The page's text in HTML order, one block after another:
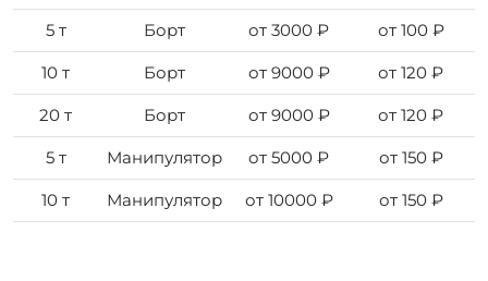
5 т Борт от 3000 ₽ от 100 ₽
10 т Борт от 9000 ₽ от 120 ₽
20 т Борт от 9000 ₽ от 120 ₽
5 т Манипулятор от 5000 ₽ от 150 ₽
10 т Манипулятор от 10000 ₽ от 150 ₽